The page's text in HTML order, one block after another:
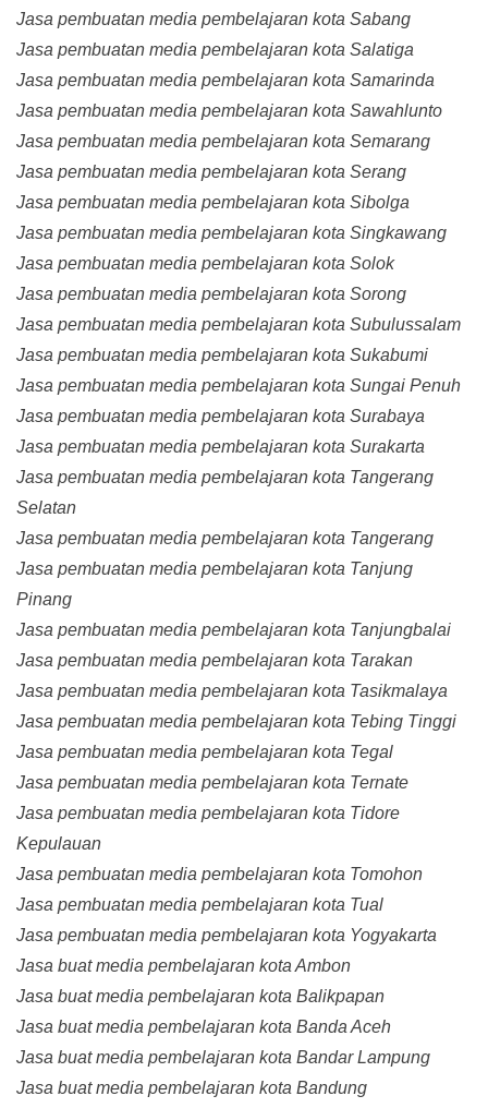
Jasa pembuatan media pembelajaran kota Sabang
Jasa pembuatan media pembelajaran kota Salatiga
Jasa pembuatan media pembelajaran kota Samarinda
Jasa pembuatan media pembelajaran kota Sawahlunto
Jasa pembuatan media pembelajaran kota Semarang
Jasa pembuatan media pembelajaran kota Serang
Jasa pembuatan media pembelajaran kota Sibolga
Jasa pembuatan media pembelajaran kota Singkawang
Jasa pembuatan media pembelajaran kota Solok
Jasa pembuatan media pembelajaran kota Sorong
Jasa pembuatan media pembelajaran kota Subulussalam
Jasa pembuatan media pembelajaran kota Sukabumi
Jasa pembuatan media pembelajaran kota Sungai Penuh
Jasa pembuatan media pembelajaran kota Surabaya
Jasa pembuatan media pembelajaran kota Surakarta
Jasa pembuatan media pembelajaran kota Tangerang
Selatan
Jasa pembuatan media pembelajaran kota Tangerang
Jasa pembuatan media pembelajaran kota Tanjung
Pinang
Jasa pembuatan media pembelajaran kota Tanjungbalai
Jasa pembuatan media pembelajaran kota Tarakan
Jasa pembuatan media pembelajaran kota Tasikmalaya
Jasa pembuatan media pembelajaran kota Tebing Tinggi
Jasa pembuatan media pembelajaran kota Tegal
Jasa pembuatan media pembelajaran kota Ternate
Jasa pembuatan media pembelajaran kota Tidore
Kepulauan
Jasa pembuatan media pembelajaran kota Tomohon
Jasa pembuatan media pembelajaran kota Tual
Jasa pembuatan media pembelajaran kota Yogyakarta
Jasa buat media pembelajaran kota Ambon
Jasa buat media pembelajaran kota Balikpapan
Jasa buat media pembelajaran kota Banda Aceh
Jasa buat media pembelajaran kota Bandar Lampung
Jasa buat media pembelajaran kota Bandung